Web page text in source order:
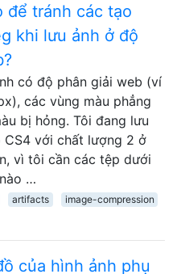
để tránh các tạo
khi lưu ảnh ở độ
có độ phân giải web (ví
các vùng màu phẳng
bị hỏng. Tôi đang lưu
với chất lượng 2 ở
vì tôi cần các tệp dưới
…
artifacts
image-compression
của hình ảnh phụ